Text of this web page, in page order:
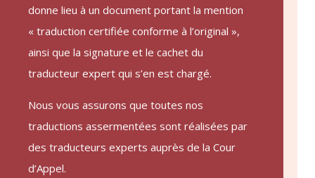
donne lieu à un document portant la mention
« traduction certifiée conforme à l’original »,
ainsi que la signature et le cachet du
traducteur expert qui s’en est chargé.
Nous vous assurons que toutes nos
traductions assermentées sont réalisées par
des traducteurs experts auprès de la Cour
d’Appel.